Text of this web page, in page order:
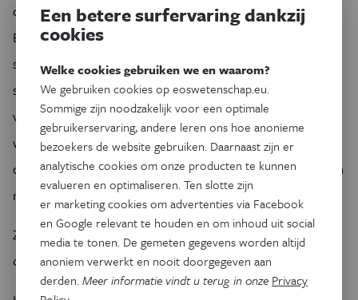
consistent met een beleving van pijn’, meent Robert
Elwood van Queen’s University in Belfast. Hij voerde een
studie uit bij heremietkreeften. Door hen elektrische
schokken toe te dienen leerde hij hen bepaalde schelpen te
vermijden. Als het ging om een schelp waarin ze wilden
wonen, verlieten ze die pas na zwaardere schokken. De
dieren ‘evalueren’ dus de schuilplaats. Ze wegen de voor- en
nadelen af.
Zulk gedrag valt moeilijk te interpreteren als een simpele,
onbewuste reactie.
Een betere surfervaring dankzij
cookies
Welke cookies gebruiken we en waarom?
We gebruiken cookies op eoswetenschap.eu.
Sommige zijn noodzakelijk voor een optimale
gebruikerservaring, andere leren ons hoe anonieme
bezoekers de website gebruiken. Daarnaast zijn er
analytische cookies om onze producten te kunnen
evalueren en optimaliseren. Ten slotte zijn
er marketing cookies om advertenties via Facebook
en Google relevant te houden en om inhoud uit social
media te tonen. De gemeten gegevens worden altijd
anoniem verwerkt en nooit doorgegeven aan
derden.Meer informatie vindt u terug in onze Privacy